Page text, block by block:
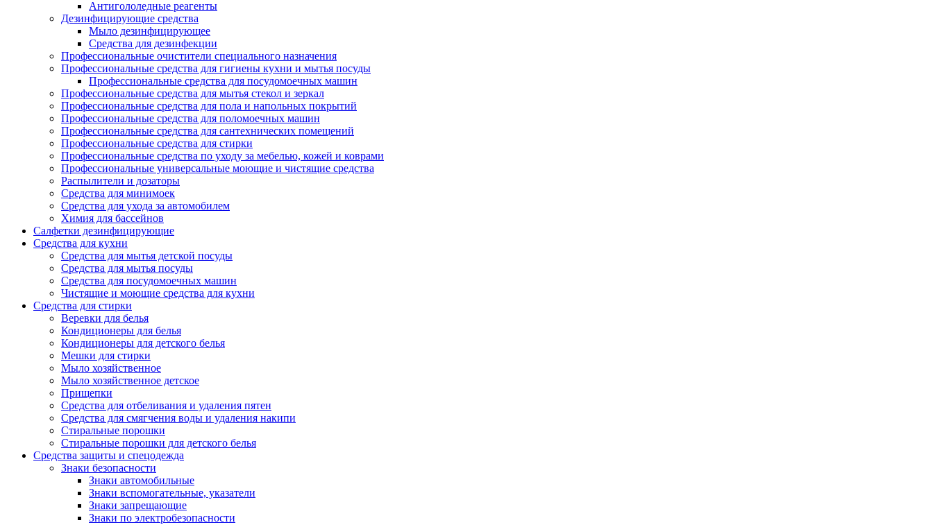
Антигололедные реагенты
Дезинфицирующие средства
Мыло дезинфицирующее
Средства для дезинфекции
Профессиональные очистители специального назначения
Профессиональные средства для гигиены кухни и мытья посуды
Профессиональные средства для посудомоечных машин
Профессиональные средства для мытья стекол и зеркал
Профессиональные средства для пола и напольных покрытий
Профессиональные средства для поломоечных машин
Профессиональные средства для сантехнических помещений
Профессиональные средства для стирки
Профессиональные средства по уходу за мебелью, кожей и коврами
Профессиональные универсальные моющие и чистящие средства
Распылители и дозаторы
Средства для минимоек
Средства для ухода за автомобилем
Химия для бассейнов
Салфетки дезинфицирующие
Средства для кухни
Средства для мытья детской посуды
Средства для мытья посуды
Средства для посудомоечных машин
Чистящие и моющие средства для кухни
Средства для стирки
Веревки для белья
Кондиционеры для белья
Кондиционеры для детского белья
Мешки для стирки
Мыло хозяйственное
Мыло хозяйственное детское
Прищепки
Средства для отбеливания и удаления пятен
Средства для смягчения воды и удаления накипи
Стиральные порошки
Стиральные порошки для детского белья
Средства защиты и спецодежда
Знаки безопасности
Знаки автомобильные
Знаки вспомогательные, указатели
Знаки запрещающие
Знаки по электробезопасности